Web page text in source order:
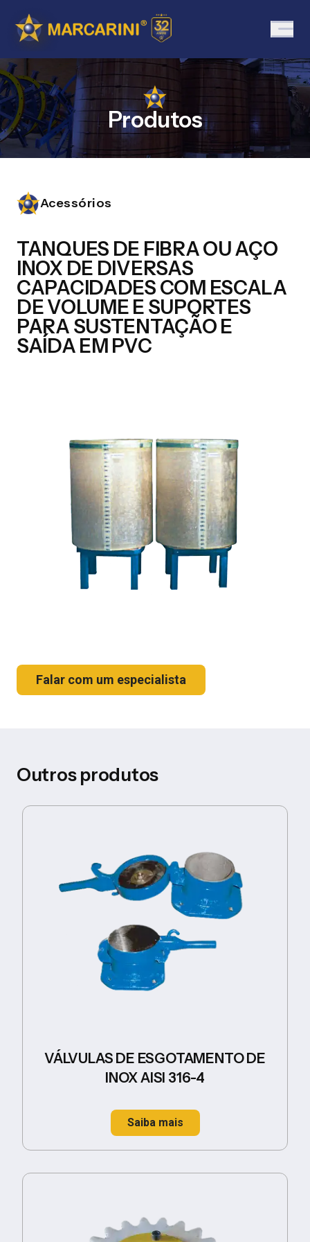
Produtos
Acessórios
TANQUES DE FIBRA OU AÇO
INOX DE DIVERSAS
CAPACIDADES COM ESCALA
DE VOLUME E SUPORTES
PARA SUSTENTAÇÃO E
SAÍDA EM PVC
Falar com um especialista
Outros produtos
VÁLVULAS DE ESGOTAMENTO DE
INOX AISI 316-4
Saiba mais